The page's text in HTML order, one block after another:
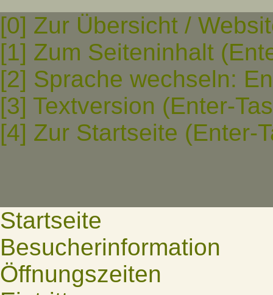
[0] Zur Übersicht /
[1] Zum Seiteninhalt
[2] Sprache wechseln:
[3] Textversion (Enter-
[4] Zur Startseite (Enter-
Startseite
Besucherinformation
Öffnungszeiten